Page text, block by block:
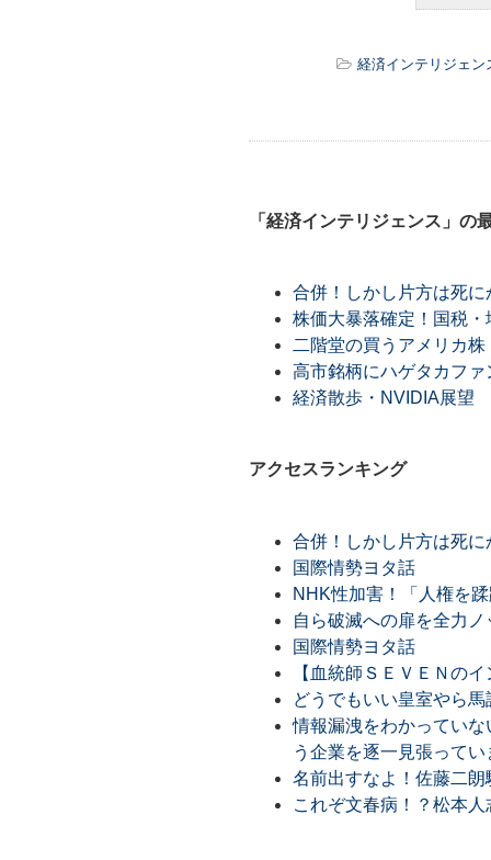
経済インテリジェン
「経済インテリジェンス」の
合併！しかし片方は死に
株価大暴落確定！国税・
二階堂の買うアメリカ株
高市銘柄にハゲタカファ
経済散歩・NVIDIA展望
アクセスランキング
合併！しかし片方は死に
国際情勢ヨタ話
NHK性加害！「人権を
自ら破滅への扉を全力ノ
国際情勢ヨタ話
【血統師ＳＥＶＥＮの
どうでもいい皇室やら
情報漏洩をわかってい
う企業を逐一見張ってい
名前出すなよ！佐藤二朗
これぞ文春病！？松本